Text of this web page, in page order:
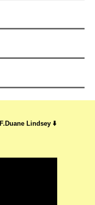
F.Duane Lindsey ⬇️